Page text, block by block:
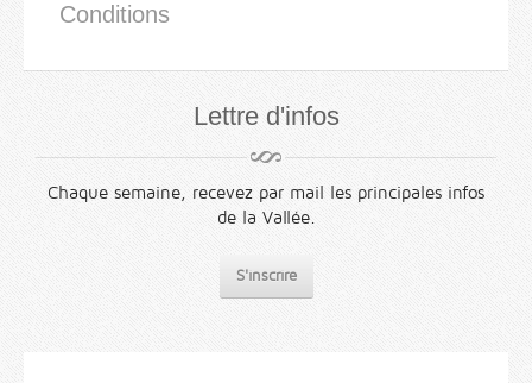
Conditions
Lettre d'infos
Chaque semaine, recevez par mail les principales infos
de la Vallée.
S'inscrire